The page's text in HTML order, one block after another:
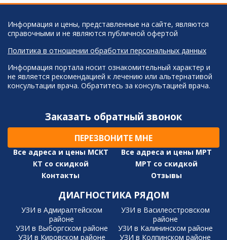
Информация и цены, представленные на сайте, являются
справочными и не являются публичной офертой
Политика в отношении обработки персональных данных
Информация портала носит ознакомительный характер и
не является рекомендацией к лечению или альтернативой
консультации врача. Обратитесь за консультацией врача.
Заказать обратный звонок
ПЕРЕЗВОНИТЕ МНЕ
Все адреса и цены МСКТ
Все адреса и цены МРТ
КТ со скидкой
МРТ со скидкой
Контакты
Отзывы
ДИАГНОСТИКА РЯДОМ
УЗИ в Адмиралтейском
районе
УЗИ в Василеостровском
районе
УЗИ в Выборгском районе
УЗИ в Калининском районе
УЗИ в Кировском районе
УЗИ в Колпинском районе